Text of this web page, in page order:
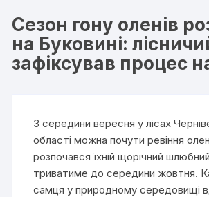
Сезон гону оленів
на Буковині:
зафіксував процес
З середини вересня у лісах
області можна почути ревіння
розпочався їхній щорічний
триватиме до середини жовтня.
самця у природному середовищі